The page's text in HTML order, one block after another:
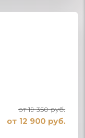
от 19 350 руб.
от 12 900 руб.